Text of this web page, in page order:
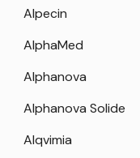
Alpecin
AlphaMed
Alphanova
Alphanova Solide
Alqvimia